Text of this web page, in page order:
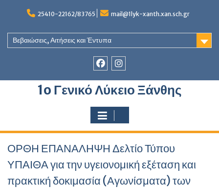
25410-22162/83765 mail@1lyk-xanth.xan.sch.gr
Βεβαιώσεις, Αιτήσεις και Έντυπα
του
του
1o Γενικό Λύκειο Ξάνθης
ΟΡΘΗ ΕΠΑΝΑΛΗΨΗ Δελτίο Τύπου
ΥΠΑΙΘΑ για την υγειονομική εξέταση και
πρακτική δοκιμασία (Αγωνίσματα) των